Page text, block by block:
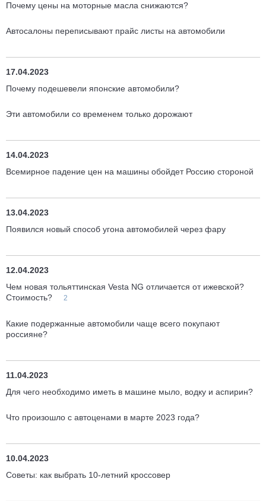
Почему цены на моторные масла снижаются?
Автосалоны переписывают прайс листы на автомобили
17.04.2023
Почему подешевели японские автомобили?
Эти автомобили со временем только дорожают
14.04.2023
Всемирное падение цен на машины обойдет Россию стороной
13.04.2023
Появился новый способ угона автомобилей через фару
12.04.2023
Чем новая тольяттинская Vesta NG отличается от ижевской?
Стоимость?
2
Какие подержанные автомобили чаще всего покупают
россияне?
11.04.2023
Для чего необходимо иметь в машине мыло, водку и аспирин?
Что произошло с автоценами в марте 2023 года?
10.04.2023
Советы: как выбрать 10-летний кроссовер